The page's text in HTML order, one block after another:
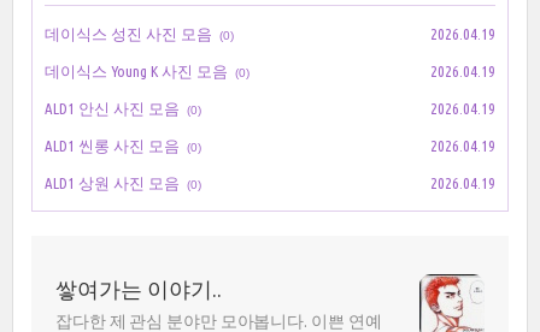
데이식스 성진 사진 모음 (0) 2026.04.19
데이식스 Young K 사진 모음 (0) 2026.04.19
ALD1 안신 사진 모음 (0) 2026.04.19
ALD1 씬롱 사진 모음 (0) 2026.04.19
ALD1 상원 사진 모음 (0) 2026.04.19
쌓여가는 이야기..
잡다한 제 관심 분야만 모아봅니다. 이쁜 연예